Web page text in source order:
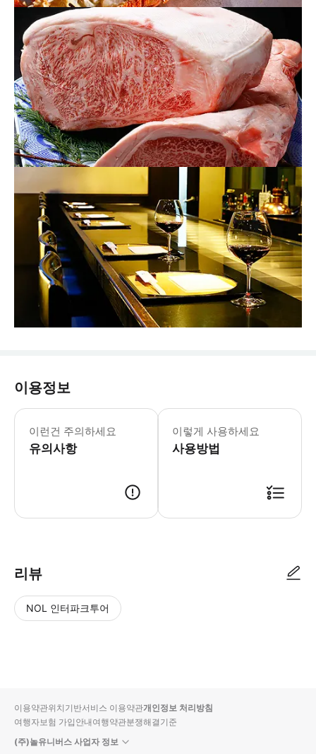
이용정보
이런건 주의하세요
유의사항
이렇게 사용하세요
사용방법
리뷰
NOL 인터파크투어
입니
다.
순
상
이용약관위치기반서비스 이용약관개인정보 처리방침
여행자보험 가입안내여행약관분쟁해결기준
(주)놀유니버스 사업자 정보